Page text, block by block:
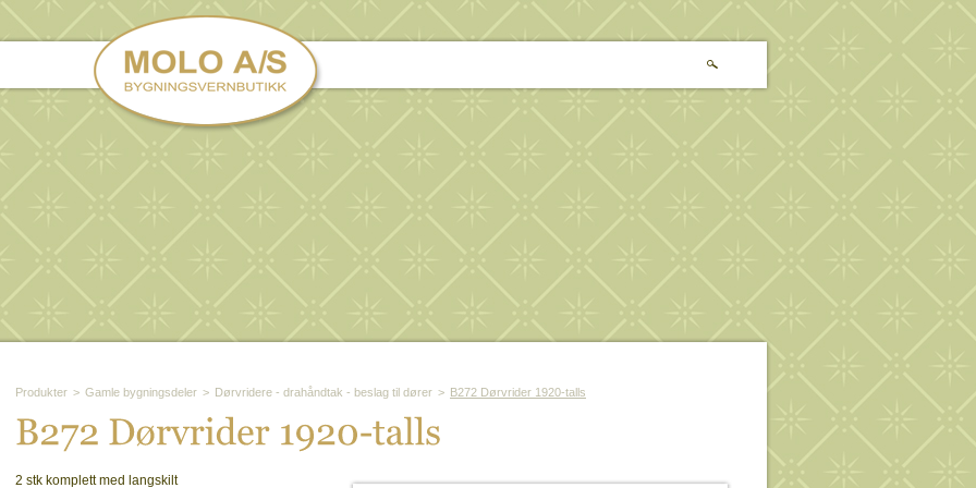
Produkter > Gamle bygningsdeler > Dørvridere - drahåndtak - beslag til dører > B272 Dørvrider 1920-talls
B272 Dørvrider 1920-talls
2 stk komplett med langskilt